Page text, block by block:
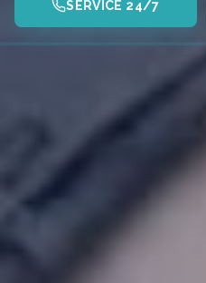
SERVICE 24/7